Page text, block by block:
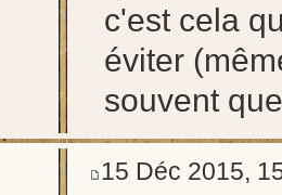
c'est cela
éviter
souvent
15 Déc 2015,